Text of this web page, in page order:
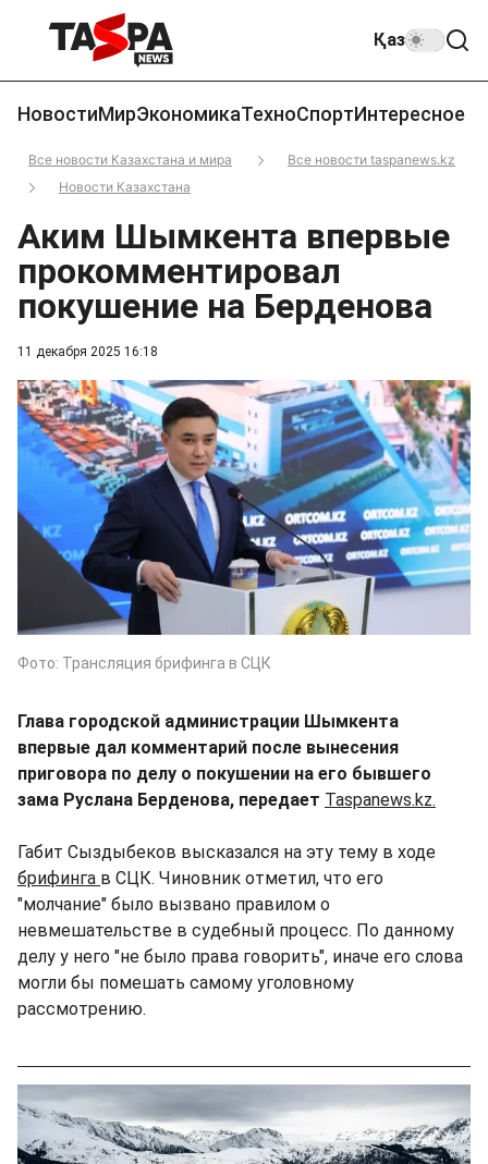
Қаз
НовостиМирЭкономикаТехноСпортИнтересное
Все новости Казахстана и мира
Все новости taspanews.kz
Новости Казахстана
11 декабря 2025 16:18
Аким Шымкента впервые
прокомментировал
покушение на Берденова
Фото: Трансляция брифинга в СЦК
Глава городской администрации Шымкента
впервые дал комментарий после вынесения
приговора по делу о покушении на его бывшего
зама Руслана Берденова, передает Taspanews.kz.
Габит Сыздыбеков высказался на эту тему в ходе
брифинга в СЦК. Чиновник отметил, что его
"молчание" было вызвано правилом о
невмешательстве в судебный процесс. По данному
делу у него "не было права говорить", иначе его слова
могли бы помешать самому уголовному
рассмотрению.